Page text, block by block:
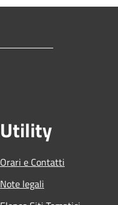
Utility
Orari e Contatti
Note legali